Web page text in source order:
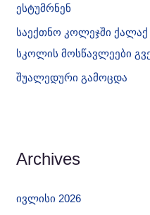
ესტუმრნენ
საექთნო კოლეჯში
სკოლის მოსწავლეები
შუალედური გამოცდა
Archives
ივლისი 2026